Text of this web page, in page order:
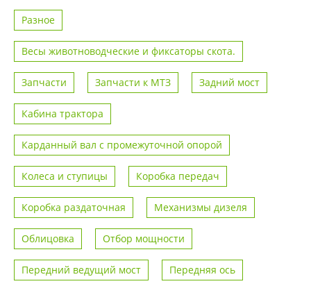
Разное
Весы животноводческие и фиксаторы скота.
Запчасти Запчасти к МТЗ Задний мост
Кабина трактора
Карданный вал с промежуточной опорой
Колеса и ступицы Коробка передач
Коробка раздаточная Механизмы дизеля
Облицовка Отбор мощности
Передний ведущий мост Передняя ось